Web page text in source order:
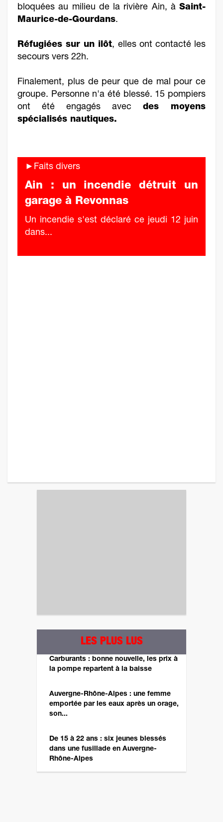
bloquées au milieu de la rivière Ain, à Saint-
Maurice-de-Gourdans.
Réfugiées sur un ilôt, elles ont contacté les
secours vers 22h.
Finalement, plus de peur que de mal pour ce
groupe. Personne n'a été blessé. 15 pompiers
ont été engagés avec des moyens
spécialisés nautiques.
►Faits divers
Ain : un incendie détruit un
garage à Revonnas
Un incendie s'est déclaré ce jeudi 12 juin
dans...
LES PLUS LUS
Carburants : bonne nouvelle, les prix à
la pompe repartent à la baisse
Auvergne-Rhône-Alpes : une femme
emportée par les eaux après un orage,
son...
De 15 à 22 ans : six jeunes blessés
dans une fusillade en Auvergne-
Rhône-Alpes